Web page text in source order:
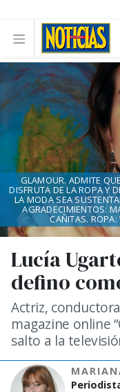
Lucía
defino
Actriz,
magazine online
salto a la
GLAMOUR. ADMITE
DISFRUTA DE LA ROPA Y
LA MODA SEA
AGRADECIMIENTOS:
CAÑITAS.